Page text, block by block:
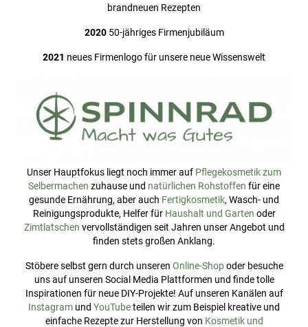
brandneuen Rezepten
202050-jähriges Firmenjubiläum
2021 neues Firmenlogo für unsere neue Wissenswelt
Unser Hauptfokus liegt noch immer auf Pflegekosmetik zum
Selbermachen zuhause und natürlichen Rohstoffen für eine
gesunde Ernährung, aber auch Fertigkosmetik, Wasch- und
Reinigungsprodukte, Helfer für Haushalt und Garten oder
Zimtlatschen vervollständigen seit Jahren unser Angebot und
finden stets großen Anklang.
Stöbere selbst gern durch unseren Online-Shopoder besuche
uns auf unseren Social Media Plattformen und finde tolle
Inspirationen für neue DIY-Projekte! Auf unseren Kanälen auf
Instagram und YouTubeteilen wir zum Beispiel kreative und
einfache Rezepte zur Herstellung von Kosmetik und